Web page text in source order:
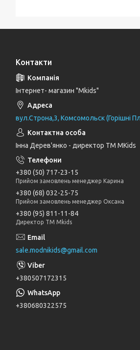
Контакти
Інтернет- магазин "Mkids"
вул.Строна,3, Комсомольск (Горішні
Інна Дерев'янко - директор TM MKids
+380 (50) 717-23-15
Прийом замовлень менеджер Карина
+380 (68) 032-25-75
Прийом замовлень менеджер Оксана
+380 (95) 811-11-84
Директор ТМ Mkids
sale.modnikids@gmail.com
+380507172315
+380680322575